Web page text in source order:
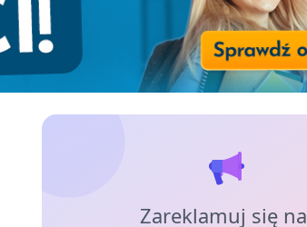
Zareklamuj się na